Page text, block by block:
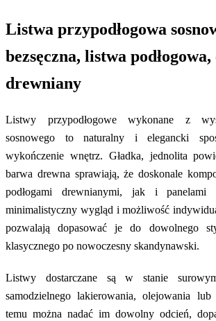
Listwa przypodłogowa
bezsęczna, listwa podłogowa,
drewniany
Listwy przypodłogowe wykonane z
sosnowego to naturalny i elegancki
wykończenie wnętrz. Gładka, jednolita
barwa drewna sprawiają, że doskonale
podłogami drewnianymi, jak i panelami
minimalistyczny wygląd i możliwość
pozwalają dopasować je do dowolnego
klasycznego po nowoczesny skandynawski.
Listwy dostarczane są w stanie
samodzielnego lakierowania, olejowania
temu można nadać im dowolny odcień,